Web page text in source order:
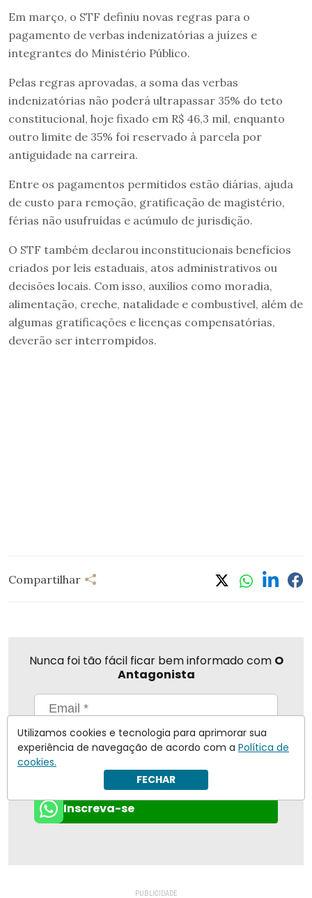
Em março, o STF definiu novas regras para o
pagamento de verbas indenizatórias a juízes e
integrantes do Ministério Público.
Pelas regras aprovadas, a soma das verbas
indenizatórias não poderá ultrapassar 35% do teto
constitucional, hoje fixado em R$ 46,3 mil, enquanto
outro limite de 35% foi reservado à parcela por
antiguidade na carreira.
Entre os pagamentos permitidos estão diárias, ajuda
de custo para remoção, gratificação de magistério,
férias não usufruídas e acúmulo de jurisdição.
O STF também declarou inconstitucionais benefícios
criados por leis estaduais, atos administrativos ou
decisões locais. Com isso, auxílios como moradia,
alimentação, creche, natalidade e combustível, além de
algumas gratificações e licenças compensatórias,
deverão ser interrompidos.
Compartilhar
Nunca foi tão fácil ficar bem informado com O
Antagonista
Eu concordo em receber notificações | Para obter mais
informações reveja nossaPolítica de Privacidade.
Enviar
Inscreva-se
Utilizamos cookies e tecnologia para aprimorar sua
experiência de navegação de acordo com a Política de
cookies.
FECHAR